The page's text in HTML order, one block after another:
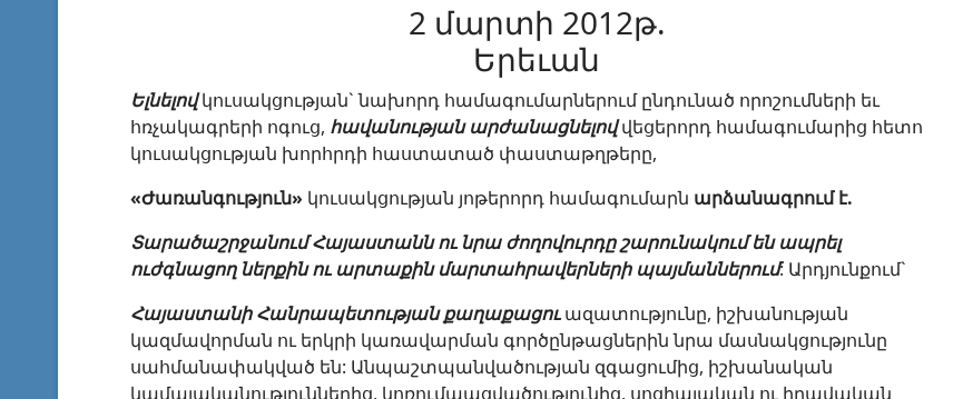
2 մարտի 2012թ.
Երեւան
Ելնելովկուսակցության` նախորդ համագումարներում ընդունած որոշումների եւ
հռչակագրերի ոգուց, հավանության արժանացնելովվեցերորդ համագումարից հետո
կուսակցության խորհրդի հաստատած փաստաթղթերը,
«Ժառանգություն» կուսակցության յոթերորդ համագումարն արձանագրում է.
Տարածաշրջանում Հայաստանն ու նրա ժողովուրդը շարունակում են ապրել
ուժգնացող ներքին ու արտաքին մարտահրավերների պայմաններում: Արդյունքում`
Հայաստանի Հանրապետության քաղաքացուազատությունը, իշխանության
կազմավորման ու երկրի կառավարման գործընթացներին նրա մասնակցությունը
սահմանափակված են: Անպաշտպանվածության զգացումից, իշխանական
կամայականություններից, կոռումպացվածությունից, սոցիալական ու իրավական